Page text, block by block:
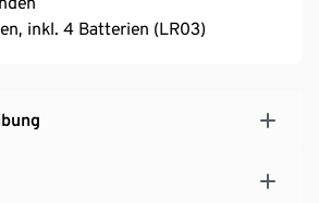
inkl. 4 Batterien (LR03)